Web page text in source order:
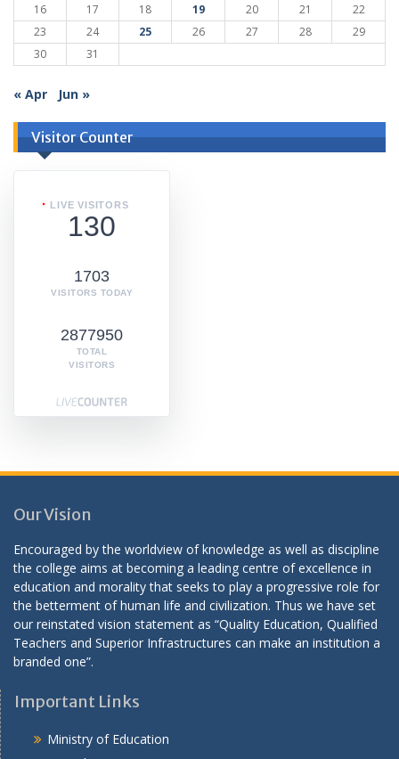
16
17 18 19 20 21
22
23
24 25 26 27 28
29
30
31
« Apr Jun »
Visitor Counter
LIVE VISITORS
130
1703
VISITORS TODAY
2877950
TOTAL
VISITORS
Our Vision
Encouraged by the worldview of knowledge as well as discipline
the college aims at becoming a leading centre of excellence in
education and morality that seeks to play a progressive role for
the betterment of human life and civilization. Thus we have set
our reinstated vision statement as “Quality Education, Qualified
Teachers and Superior Infrastructures can make an institution a
branded one”.
Important Links
Ministry of Education